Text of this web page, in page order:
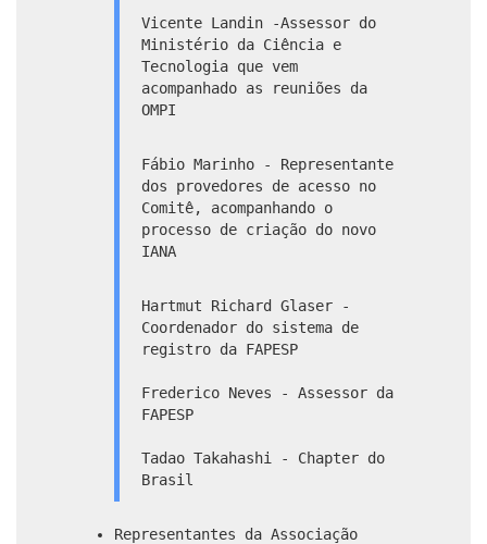
Vicente Landin -Assessor do
Ministério da Ciência e
Tecnologia que vem
acompanhado as reuniões da
OMPI
Fábio Marinho - Representante
dos provedores de acesso no
Comitê, acompanhando o
processo de criação do novo
IANA
Hartmut Richard Glaser -
Coordenador do sistema de
registro da FAPESP
Frederico Neves - Assessor da
FAPESP
Tadao Takahashi - Chapter do
Brasil
Representantes da Associação